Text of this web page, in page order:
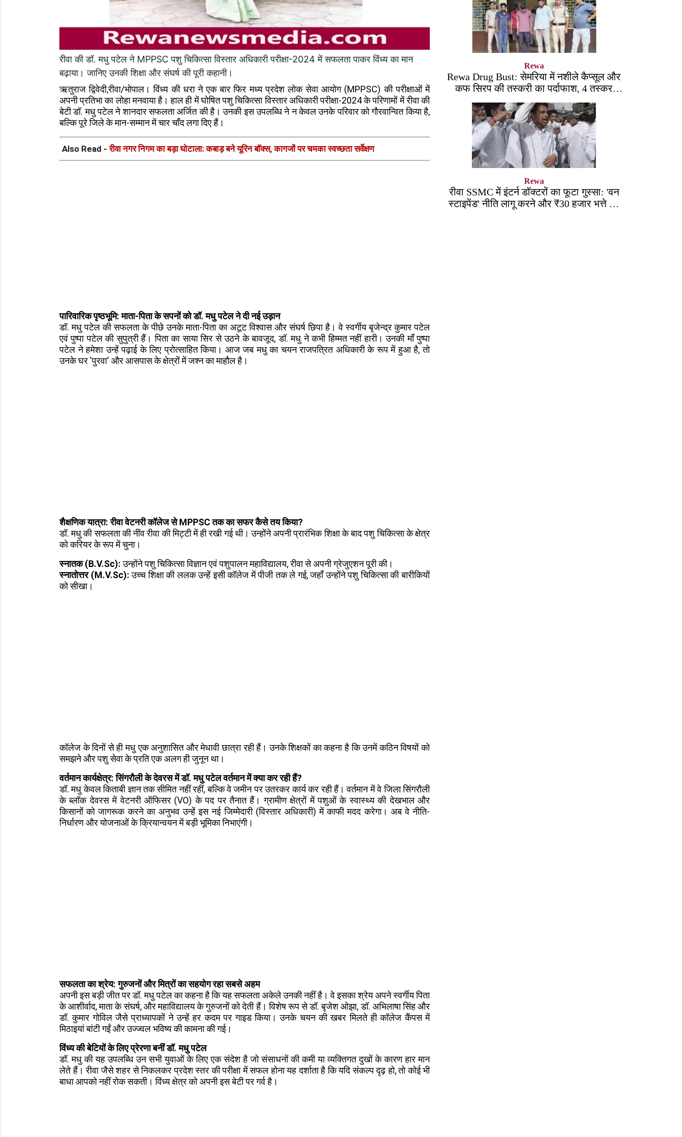
रीवा की डॉ. मधु पटेल ने MPPSC पशु चिकित्सा विस्तार अधिकारी परीक्षा-2024 में सफलता पाकर विंध्य का मान
बढ़ाया। जानिए उनकी शिक्षा और संघर्ष की पूरी कहानी।
ऋतुराज द्विवेदी,रीवा/भोपाल। विंध्य की धरा ने एक बार फिर मध्य प्रदेश लोक सेवा आयोग (MPPSC) की परीक्षाओं में
अपनी प्रतिभा का लोहा मनवाया है। हाल ही में घोषित पशु चिकित्सा विस्तार अधिकारी परीक्षा-2024 के परिणामों में रीवा की
बेटी डॉ. मधु पटेल ने शानदार सफलता अर्जित की है। उनकी इस उपलब्धि ने न केवल उनके परिवार को गौरवान्वित किया है,
बल्कि पूरे जिले के मान-सम्मान में चार चाँद लगा दिए हैं।
Also Read -रीवा नगर निगम का बड़ा घोटाला: कबाड़ बने यूरिन बॉक्स, कागजों पर चमका स्वच्छता सर्वेक्षण
पारिवारिक पृष्ठभूमि: माता-पिता के सपनों को डॉ. मधु पटेल ने दी नई उड़ान
डॉ. मधु पटेल की सफलता के पीछे उनके माता-पिता का अटूट विश्वास और संघर्ष छिपा है। वे स्वर्गीय बृजेन्द्र कुमार पटेल
एवं पुष्पा पटेल की सुपुत्री हैं। पिता का साया सिर से उठने के बावजूद, डॉ. मधु ने कभी हिम्मत नहीं हारी। उनकी माँ पुष्पा
पटेल ने हमेशा उन्हें पढ़ाई के लिए प्रोत्साहित किया। आज जब मधु का चयन राजपत्रित अधिकारी के रूप में हुआ है, तो
उनके घर 'पुरवा' और आसपास के क्षेत्रों में जश्न का माहौल है।
शैक्षणिक यात्रा: रीवा वेटनरी कॉलेज से MPPSC तक का सफर कैसे तय किया?
डॉ. मधु की सफलता की नींव रीवा की मिट्टी में ही रखी गई थी। उन्होंने अपनी प्रारंभिक शिक्षा के बाद पशु चिकित्सा के क्षेत्र
को करियर के रूप में चुना।
स्नातक (B.V.Sc):उन्होंने पशु चिकित्सा विज्ञान एवं पशुपालन महाविद्यालय, रीवा से अपनी ग्रेजुएशन पूरी की।
स्नातोत्तर (M.V.Sc):उच्च शिक्षा की ललक उन्हें इसी कॉलेज में पीजी तक ले गई, जहाँ उन्होंने पशु चिकित्सा की बारीकियों
को सीखा।
कॉलेज के दिनों से ही मधु एक अनुशासित और मेधावी छात्रा रही हैं। उनके शिक्षकों का कहना है कि उनमें कठिन विषयों को
समझने और पशु सेवा के प्रति एक अलग ही जुनून था।
वर्तमान कार्यक्षेत्र: सिंगरौली के देवरस में डॉ. मधु पटेल वर्तमान में क्या कर रही हैं?
डॉ. मधु केवल किताबी ज्ञान तक सीमित नहीं रहीं, बल्कि वे जमीन पर उतरकर कार्य कर रही हैं। वर्तमान में वे जिला सिंगरौली
के ब्लॉक देवरस में वेटनरी ऑफिसर (VO) के पद पर तैनात हैं। ग्रामीण क्षेत्रों में पशुओं के स्वास्थ्य की देखभाल और
किसानों को जागरूक करने का अनुभव उन्हें इस नई जिम्मेदारी (विस्तार अधिकारी) में काफी मदद करेगा। अब वे नीति-
निर्धारण और योजनाओं के क्रियान्वयन में बड़ी भूमिका निभाएंगी।
सफलता का श्रेय: गुरुजनों और मित्रों का सहयोग रहा सबसे अहम
अपनी इस बड़ी जीत पर डॉ. मधु पटेल का कहना है कि यह सफलता अकेले उनकी नहीं है। वे इसका श्रेय अपने स्वर्गीय पिता
के आशीर्वाद, माता के संघर्ष, और महाविद्यालय के गुरुजनों को देती हैं। विशेष रूप से डॉ. बृजेश ओझा, डॉ. अभिलाषा सिंह और
डॉ. कुमार गोविल जैसे प्राध्यापकों ने उन्हें हर कदम पर गाइड किया। उनके चयन की खबर मिलते ही कॉलेज कैंपस में
मिठाइयां बांटी गईं और उज्ज्वल भविष्य की कामना की गई।
विंध्य की बेटियों के लिए प्रेरणा बनीं डॉ. मधु पटेल
डॉ. मधु की यह उपलब्धि उन सभी युवाओं के लिए एक संदेश है जो संसाधनों की कमी या व्यक्तिगत दुखों के कारण हार मान
लेते हैं। रीवा जैसे शहर से निकलकर प्रदेश स्तर की परीक्षा में सफल होना यह दर्शाता है कि यदि संकल्प दृढ़ हो, तो कोई भी
बाधा आपको नहीं रोक सकती। विंध्य क्षेत्र को अपनी इस बेटी पर गर्व है।
Rewa
Rewa Drug Bust: सेमरिया में नशीले कैप्सूल और
कफ सिरप की तस्करी का पर्दाफाश, 4 तस्कर
सलाखों के पीछे
Rewa
रीवा SSMC में इंटर्न डॉक्टरों का फूटा गुस्सा: 'वन
स्टाइपेंड' नीति लागू करने और ₹30 हजार भत्ते की